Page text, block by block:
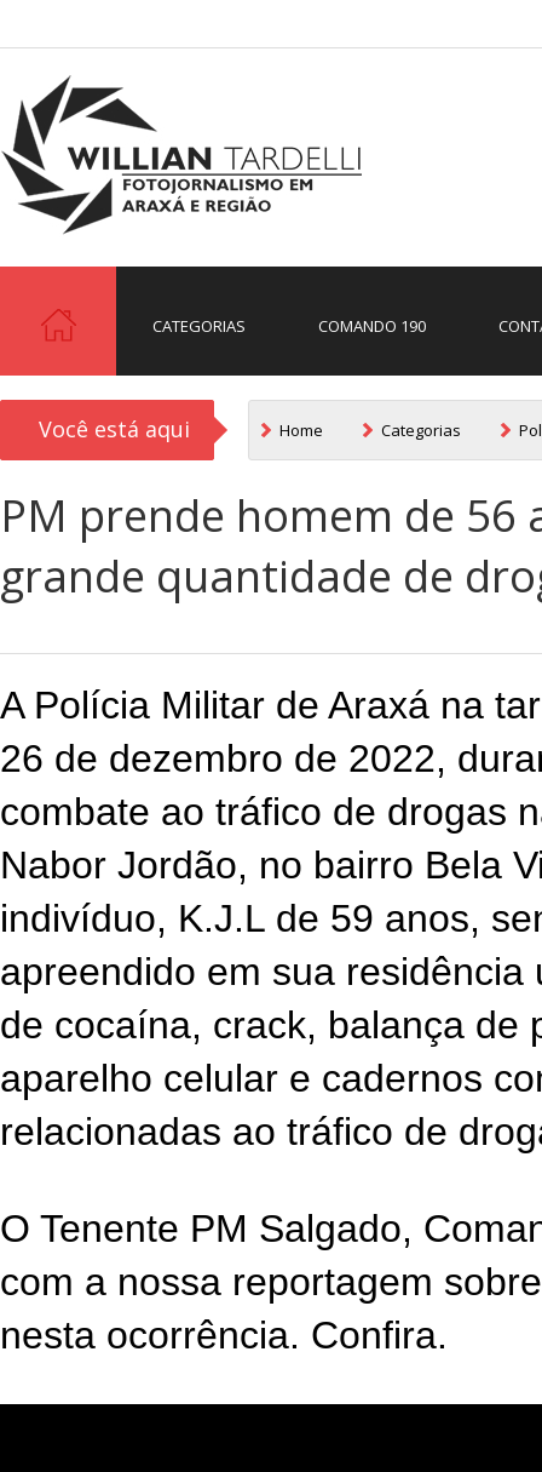
CATEGORIAS COMANDO 190
Você está aqui Home Categorias
PM prende homem de 56
grande quantidade de
A Polícia Militar de Araxá na
26 de dezembro de 2022,
combate ao tráfico de drogas
Nabor Jordão, no bairro Bela
indivíduo, K.J.L de 59 anos,
apreendido em sua
de cocaína, crack, balança de
aparelho celular e cadernos
relacionadas ao tráfico de
O Tenente PM Salgado,
com a nossa reportagem
nesta ocorrência. Confira.